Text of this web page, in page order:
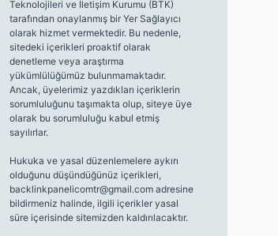
Teknolojileri ve İletişim Kurumu (BTK)
tarafından onaylanmış bir Yer Sağlayıcı
olarak hizmet vermektedir. Bu nedenle,
sitedeki içerikleri proaktif olarak
denetleme veya araştırma
yükümlülüğümüz bulunmamaktadır.
Ancak, üyelerimiz yazdıkları içeriklerin
sorumluluğunu taşımakta olup, siteye üye
olarak bu sorumluluğu kabul etmiş
sayılırlar.
Hukuka ve yasal düzenlemelere aykırı
olduğunu düşündüğünüz içerikleri,
backlinkpanelicomtr@gmail.comadresine
bildirmeniz halinde, ilgili içerikler yasal
süre içerisinde sitemizden kaldırılacaktır.